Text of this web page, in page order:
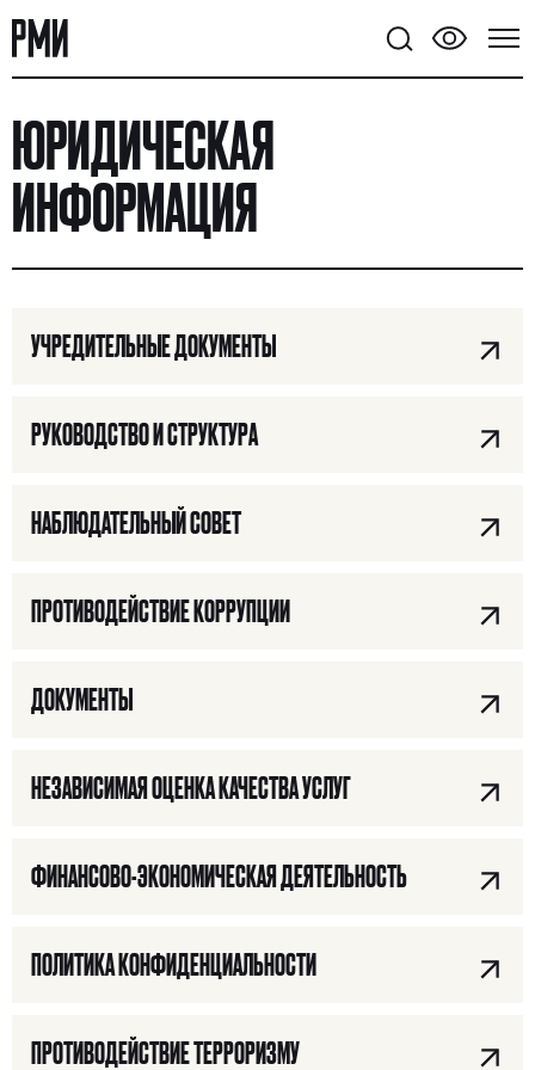
ЮРИДИЧЕСКАЯ
ИНФОРМАЦИЯ
УЧРЕДИТЕЛЬНЫЕ ДОКУМЕНТЫ
РУКОВОДСТВО И СТРУКТУРА
НАБЛЮДАТЕЛЬНЫЙ СОВЕТ
ПРОТИВОДЕЙСТВИЕ КОРРУПЦИИ
ДОКУМЕНТЫ
НЕЗАВИСИМАЯ ОЦЕНКА КАЧЕСТВА УСЛУГ
ФИНАНСОВО-ЭКОНОМИЧЕСКАЯ ДЕЯТЕЛЬНОСТЬ
ПОЛИТИКА КОНФИДЕНЦИАЛЬНОСТИ
ПРОТИВОДЕЙСТВИЕ ТЕРРОРИЗМУ